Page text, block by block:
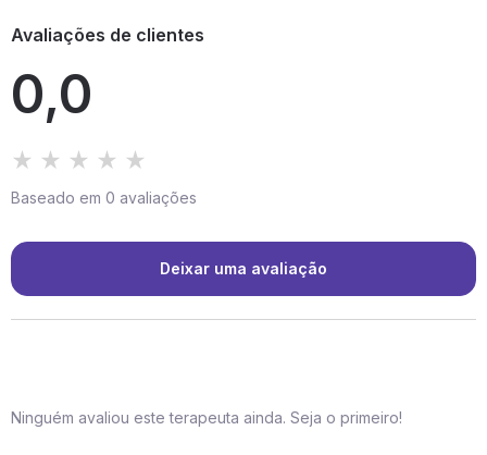
Avaliações de clientes
0,0
Baseado em 0 avaliações
Deixar uma avaliação
Ninguém avaliou este terapeuta ainda. Seja o primeiro!